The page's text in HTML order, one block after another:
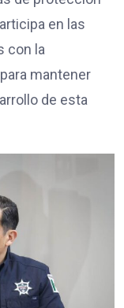
en las
con la
mantener
de esta